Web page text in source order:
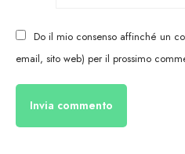
Do il mio consenso affinché un
email, sito web) per il prossimo